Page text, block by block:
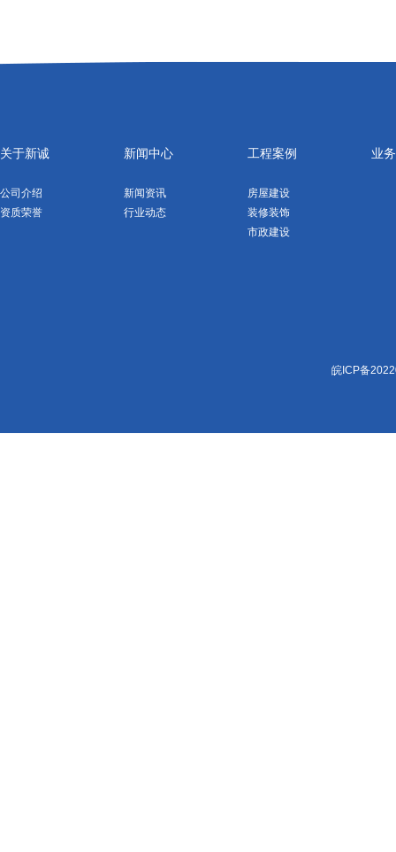
关于新诚
公司介绍
资质荣誉
新闻中心
新闻资讯
行业动态
工程案例
房屋建设
装修装饰
市政建设
业
皖ICP备